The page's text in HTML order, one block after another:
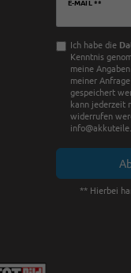
E-MAIL **
Ich habe die
Kenntnis
meine
meiner
gespeichert
kann jederzeit
widerrufen
** Hierbei